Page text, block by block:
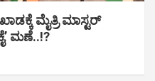
ಮೈತ್ರಿ ಮಾಸ್ಟರ್
ಮಣೆ..!?